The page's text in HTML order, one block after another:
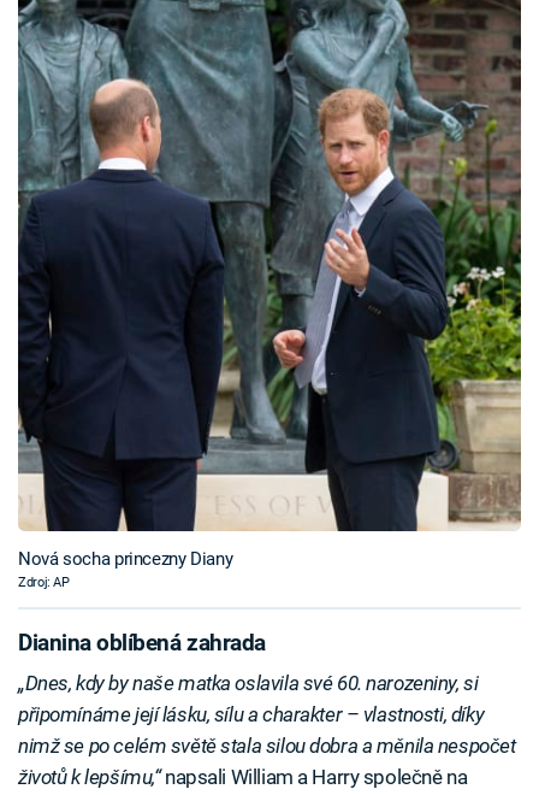
Nová socha princezny Diany
Zdroj: AP
Dianina oblíbená zahrada
„Dnes, kdy by naše matka oslavila své 60. narozeniny, si
připomínáme její lásku, sílu a charakter – vlastnosti, díky
nimž se po celém světě stala silou dobra a měnila nespočet
životů k lepšímu,“napsali William a Harry společně na